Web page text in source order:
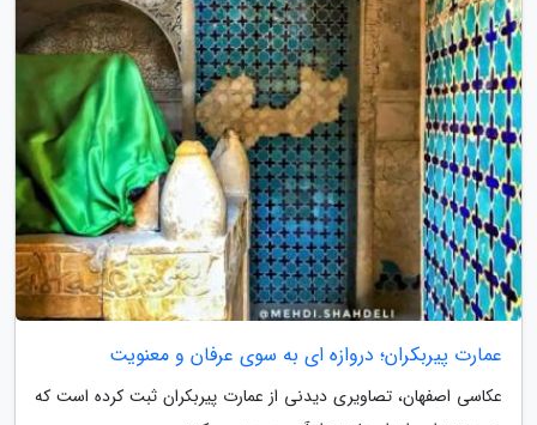
عمارت پیربکران؛ دروازه ای به سوی عرفان و معنویت
عکاسی اصفهان، تصاویری دیدنی از عمارت پیربکران ثبت کرده است که